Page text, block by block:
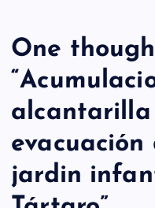
One
“
evacuación
jardin